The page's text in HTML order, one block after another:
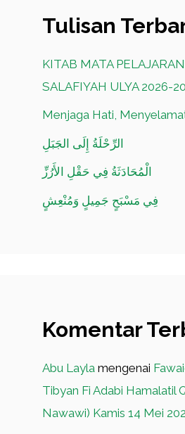
Tulisan
KITAB MATA
SALAFIYAH ULYA 2026-
Menjaga Hati,
الرِّحْلَةُ إِلَى الجَبَلِ
الْمُحَادَثَةُ فِي حَقْلِ الأَرُزِّ
فِي مَسْبَحٍ جَمِيلٍ وَمُنْعِشٍ
Komentar
Abu Layla mengenai
Tibyan Fi Adabi Hamalatil
Nawawi) Kamis 14 Mei